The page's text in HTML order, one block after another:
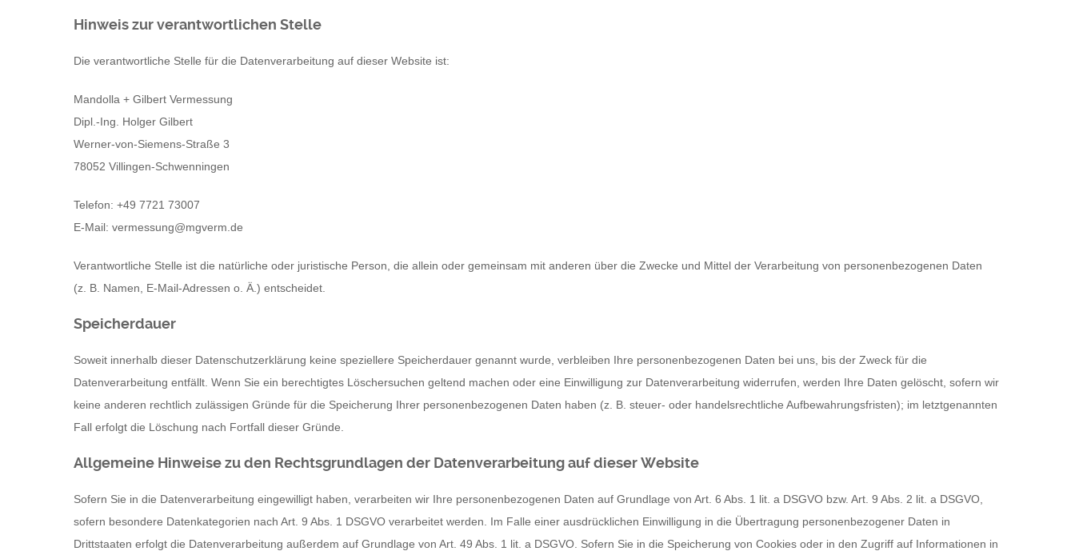
Hinweis zur verantwortlichen Stelle
Die verantwortliche Stelle für die Datenverarbeitung auf dieser Website ist:
Mandolla + Gilbert Vermessung
Dipl.-Ing. Holger Gilbert
Werner-von-Siemens-Straße 3
78052 Villingen-Schwenningen
Telefon: +49 7721 73007
E-Mail: vermessung@mgverm.de
Verantwortliche Stelle ist die natürliche oder juristische Person, die allein oder gemeinsam mit anderen über die Zwecke und Mittel der Verarbeitung von personenbezogenen Daten
(z. B. Namen, E-Mail-Adressen o. Ä.) entscheidet.
Speicherdauer
Soweit innerhalb dieser Datenschutzerklärung keine speziellere Speicherdauer genannt wurde, verbleiben Ihre personenbezogenen Daten bei uns, bis der Zweck für die
Datenverarbeitung entfällt. Wenn Sie ein berechtigtes Löschersuchen geltend machen oder eine Einwilligung zur Datenverarbeitung widerrufen, werden Ihre Daten gelöscht, sofern wir
keine anderen rechtlich zulässigen Gründe für die Speicherung Ihrer personenbezogenen Daten haben (z. B. steuer- oder handelsrechtliche Aufbewahrungsfristen); im letztgenannten
Fall erfolgt die Löschung nach Fortfall dieser Gründe.
Allgemeine Hinweise zu den Rechtsgrundlagen der Datenverarbeitung auf dieser Website
Sofern Sie in die Datenverarbeitung eingewilligt haben, verarbeiten wir Ihre personenbezogenen Daten auf Grundlage von Art. 6 Abs. 1 lit. a DSGVO bzw. Art. 9 Abs. 2 lit. a DSGVO,
sofern besondere Datenkategorien nach Art. 9 Abs. 1 DSGVO verarbeitet werden. Im Falle einer ausdrücklichen Einwilligung in die Übertragung personenbezogener Daten in
Drittstaaten erfolgt die Datenverarbeitung außerdem auf Grundlage von Art. 49 Abs. 1 lit. a DSGVO. Sofern Sie in die Speicherung von Cookies oder in den Zugriff auf Informationen in